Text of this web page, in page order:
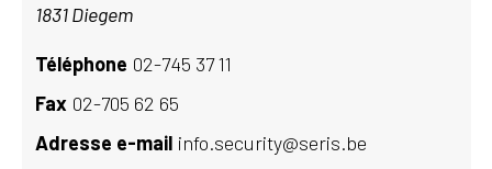
1831 Diegem
Téléphone 02-745 37 11
Fax 02-705 62 65
Adresse e-mail info.security@seris.be